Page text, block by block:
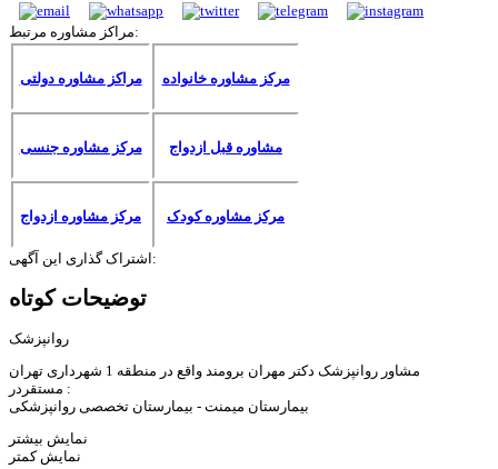
مراکز مشاوره مرتبط:
مراکز مشاوره دولتی مرکز مشاوره خانواده
مرکز مشاوره جنسی مشاوره قبل ازدواج
مرکز مشاوره ازدواج مرکز مشاوره کودک
اشتراک گذاری این آگهی:
توضیحات کوتاه
روانپزشک
مشاور روانپزشک دکتر مهران برومند واقع در منطقه 1 شهرداری تهران
مستقردر :
بیمارستان میمنت - بیمارستان تخصصی روانپزشکی
نمایش بیشتر
نمایش کمتر